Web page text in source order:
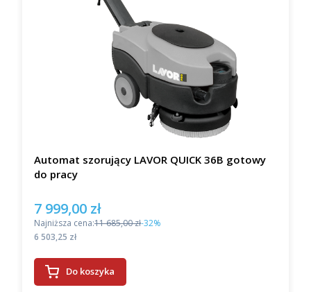
Automat szorujący LAVOR QUICK 36B gotowy
do pracy
Cena promocyjna
7 999,00 zł
Najniższa cena:11 685,00 zł-32%
Cena
6 503,25 zł
Do koszyka